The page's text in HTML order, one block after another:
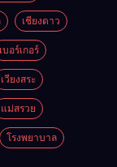
เชียงดาว
เบอร์เกอร์
เวียงสระ
แม่สรวย
โรงพยาบาล